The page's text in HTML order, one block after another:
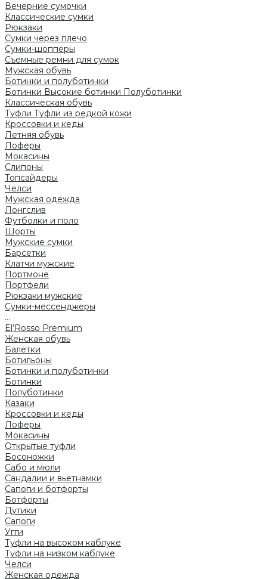
Вечерние сумочки
Классические сумки
Рюкзаки
Сумки через плечо
Сумки-шопперы
Съемные ремни для сумок
Мужская обувь
Ботинки и полуботинки
Ботинки Высокие ботинки Полуботинки
Классическая обувь
Туфли Туфли из редкой кожи
Кроссовки и кеды
Летняя обувь
Лоферы
Мокасины
Слипоны
Топсайдеры
Челси
Мужская одежда
Лонгслив
Футболки и поло
Шорты
Мужские сумки
Барсетки
Клатчи мужские
Портмоне
Портфели
Рюкзаки мужские
Сумки-мессенджеры
...
El’Rosso Premium
Женская обувь
Балетки
Ботильоны
Ботинки и полуботинки
Ботинки
Полуботинки
Казаки
Кроссовки и кеды
Лоферы
Мокасины
Открытые туфли
Босоножки
Сабо и мюли
Сандалии и вьетнамки
Сапоги и ботфорты
Ботфорты
Дутики
Сапоги
Угги
Туфли на высоком каблуке
Туфли на низком каблуке
Челси
Женская одежда